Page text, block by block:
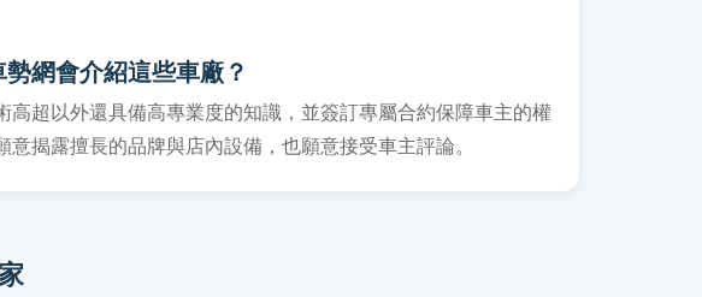
網會介紹這些車廠？
高超以外還具備高專業度的知識，並簽訂專屬合約保障車主的權
意揭露擅長的品牌與店內設備，也願意接受車主評論。